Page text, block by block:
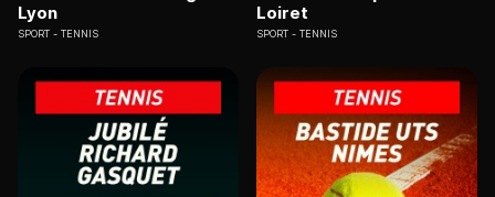
Lyon
SPORT TENNIS
Loiret
SPORT TENNIS